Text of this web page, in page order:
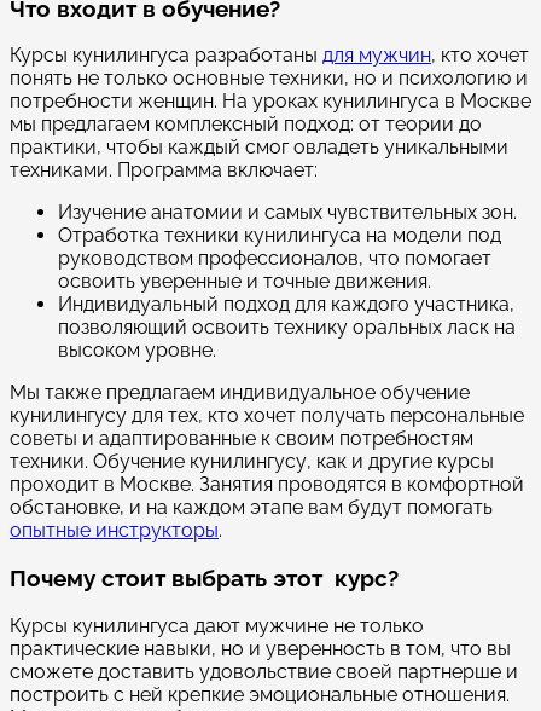
Что входит в обучение?
Курсы кунилингуса разработаны для мужчин, кто хочет
понять не только основные техники, но и психологию и
потребности женщин. На уроках кунилингуса в Москве
мы предлагаем комплексный подход: от теории до
практики, чтобы каждый смог овладеть уникальными
техниками. Программа включает:
Изучение анатомии и самых чувствительных зон.
Отработка техники кунилингуса на модели под
руководством профессионалов, что помогает
освоить уверенные и точные движения.
Индивидуальный подход для каждого участника,
позволяющий освоить технику оральных ласк на
высоком уровне.
Мы также предлагаем индивидуальное обучение
кунилингусу для тех, кто хочет получать персональные
советы и адаптированные к своим потребностям
техники. Обучение кунилингусу, как и другие курсы
проходит в Москве. Занятия проводятся в комфортной
обстановке, и на каждом этапе вам будут помогать
опытные инструкторы.
Почему стоит выбрать этот курс?
Курсы кунилингуса дают мужчине не только
практические навыки, но и уверенность в том, что вы
сможете доставить удовольствие своей партнерше и
построить с ней крепкие эмоциональные отношения.